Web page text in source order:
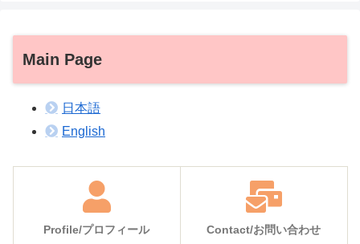
Main Page
日本語
English
Profile/プロフィール Contact/お問い合わせ